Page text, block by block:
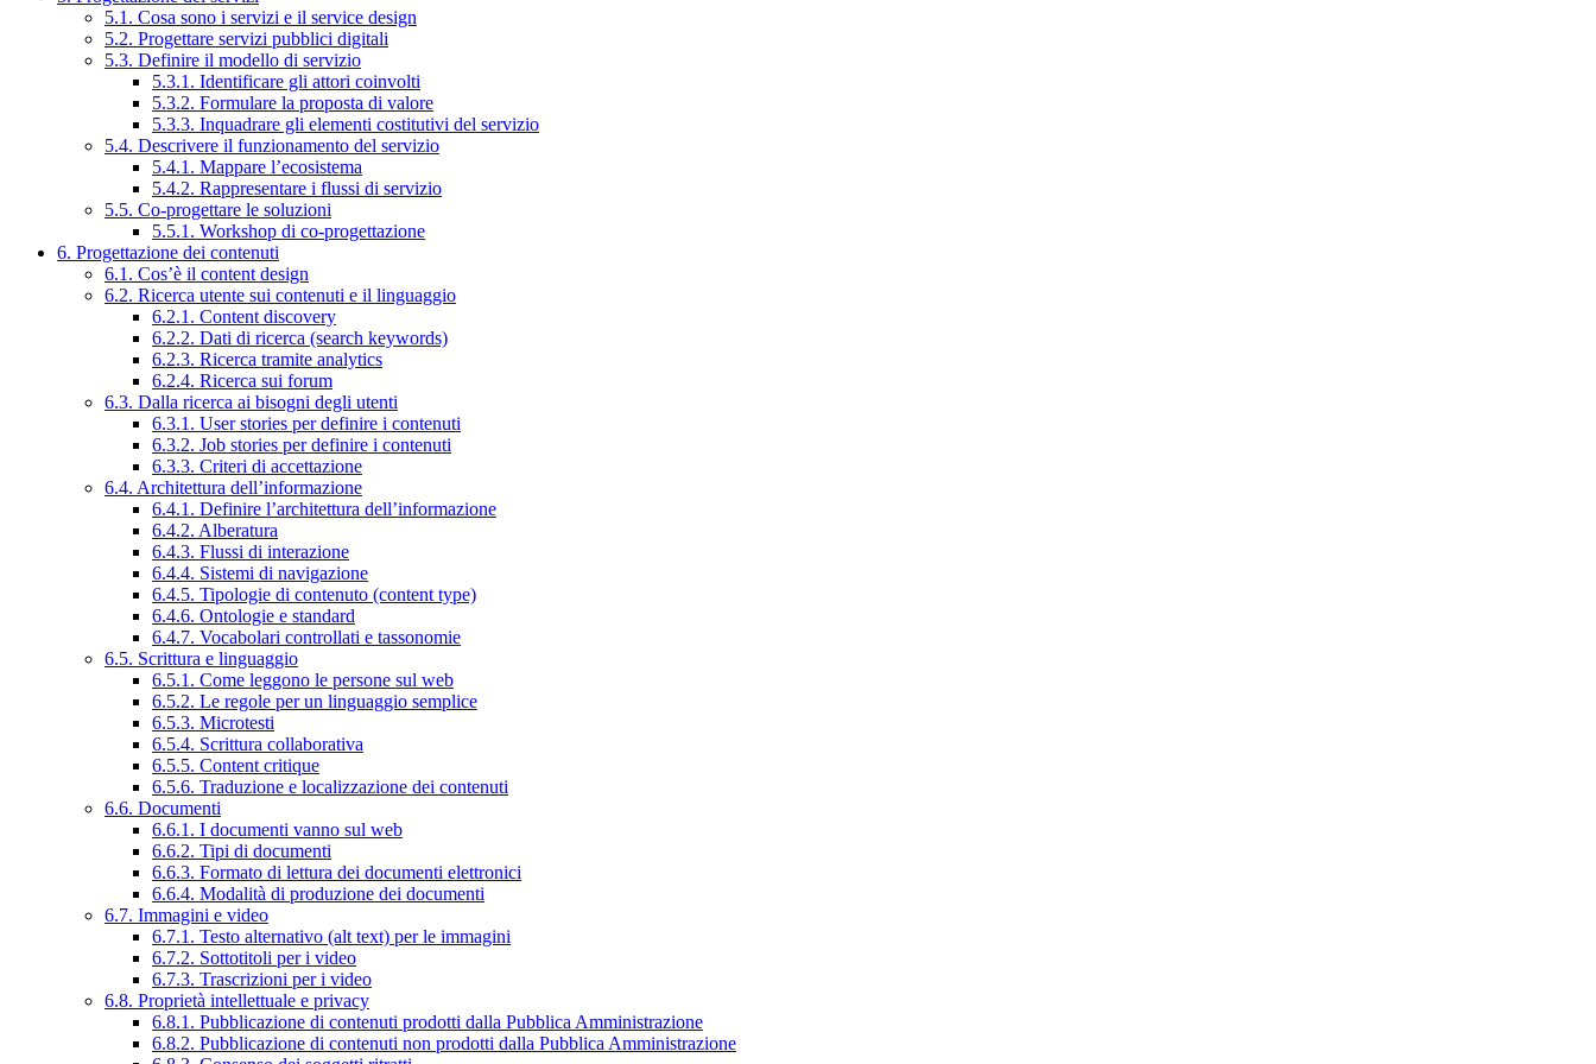
5.1. Cosa sono i servizi e il service design
5.2. Progettare servizi pubblici digitali
5.3. Definire il modello di servizio
5.3.1. Identificare gli attori coinvolti
5.3.2. Formulare la proposta di valore
5.3.3. Inquadrare gli elementi costitutivi del servizio
5.4. Descrivere il funzionamento del servizio
5.4.1. Mappare l’ecosistema
5.4.2. Rappresentare i flussi di servizio
5.5. Co-progettare le soluzioni
5.5.1. Workshop di co-progettazione
6. Progettazione dei contenuti
6.1. Cos’è il content design
6.2. Ricerca utente sui contenuti e il linguaggio
6.2.1. Content discovery
6.2.2. Dati di ricerca (search keywords)
6.2.3. Ricerca tramite analytics
6.2.4. Ricerca sui forum
6.3. Dalla ricerca ai bisogni degli utenti
6.3.1. User stories per definire i contenuti
6.3.2. Job stories per definire i contenuti
6.3.3. Criteri di accettazione
6.4. Architettura dell’informazione
6.4.1. Definire l’architettura dell’informazione
6.4.2. Alberatura
6.4.3. Flussi di interazione
6.4.4. Sistemi di navigazione
6.4.5. Tipologie di contenuto (content type)
6.4.6. Ontologie e standard
6.4.7. Vocabolari controllati e tassonomie
6.5. Scrittura e linguaggio
6.5.1. Come leggono le persone sul web
6.5.2. Le regole per un linguaggio semplice
6.5.3. Microtesti
6.5.4. Scrittura collaborativa
6.5.5. Content critique
6.5.6. Traduzione e localizzazione dei contenuti
6.6. Documenti
6.6.1. I documenti vanno sul web
6.6.2. Tipi di documenti
6.6.3. Formato di lettura dei documenti elettronici
6.6.4. Modalità di produzione dei documenti
6.7. Immagini e video
6.7.1. Testo alternativo (alt text) per le immagini
6.7.2. Sottotitoli per i video
6.7.3. Trascrizioni per i video
6.8. Proprietà intellettuale e privacy
6.8.1. Pubblicazione di contenuti prodotti dalla Pubblica Amministrazione
6.8.2. Pubblicazione di contenuti non prodotti dalla Pubblica Amministrazione